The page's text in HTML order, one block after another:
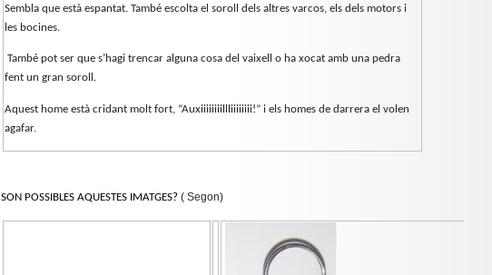
Sembla que està espantat. També escolta el soroll dels altres varcos, els dels motors i
les bocines.
També pot ser que s’hagi trencar alguna cosa del vaixell o ha xocat amb una pedra
fent un gran soroll.
Aquest home està cridant molt fort, “Auxiiiiiiiillliiiiiiii!” i els homes de darrera el volen
agafar.
SON POSSIBLES AQUESTES IMATGES? ( Segon)